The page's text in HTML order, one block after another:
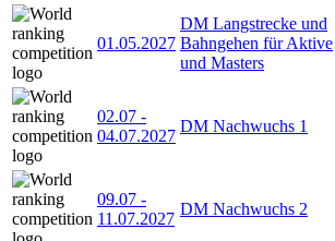
01.05.2027
DM Langstrecke und
Bahngehen für Aktive
und Masters
02.07 -
04.07.2027
DM Nachwuchs 1
09.07 -
11.07.2027
DM Nachwuchs 2